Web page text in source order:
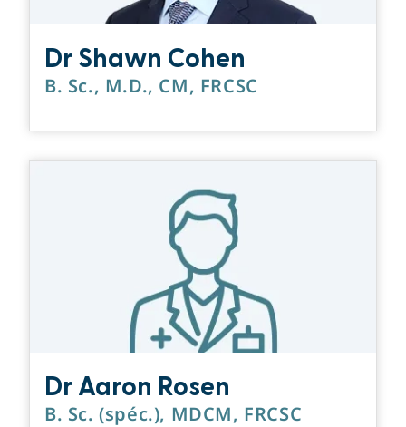
Dr Shawn Cohen
B. Sc., M.D., CM, FRCSC
Dr Aaron Rosen
B. Sc. (spéc.), MDCM, FRCSC